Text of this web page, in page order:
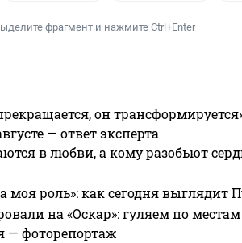
фрагмент и нажмите Ctrl+Enter
он
— ответ эксперта
в любви, а кому разобьют
моя роль»: как сегодня выглядит
на «Оскар»: гуляем по
— фоторепортаж